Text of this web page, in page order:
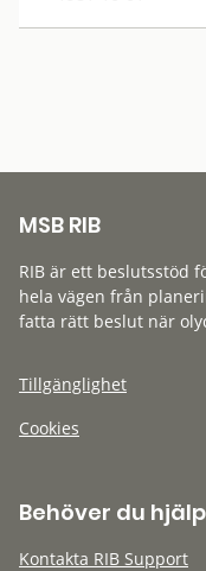
MSB RIB
RIB är ett beslutsstöd
hela vägen från
fatta rätt beslut när
Tillgänglighet
Cookies
Behöver du
Kontakta RIB Support